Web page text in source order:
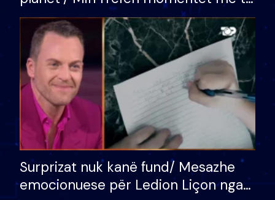
bukura në shtëpinë e BB VIP: Do më
mungojë zilja e mëngjesit kur…
Surprizat nuk kanë fund/ Mesazhe
emocionuese për Ledion Liçon nga